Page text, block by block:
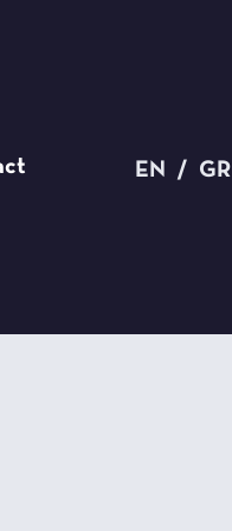
EN / GR